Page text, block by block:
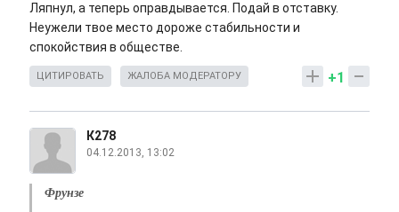
Ляпнул, а теперь оправдывается. Подай в отставку.
Неужели твое место дороже стабильности и
спокойствия в обществе.
+1
ЦИТИРОВАТЬ ЖАЛОБА МОДЕРАТОРУ
К278
04.12.2013, 13:02
Фрунзе